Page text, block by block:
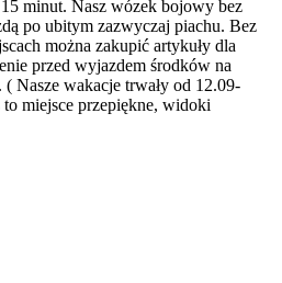
minut. Nasz wózek bojowy bez
po ubitym zazwyczaj piachu. Bez
można zakupić artykuły dla
przed wyjazdem środków na
Nasze wakacje trwały od 12.09-
miejsce przepiękne, widoki